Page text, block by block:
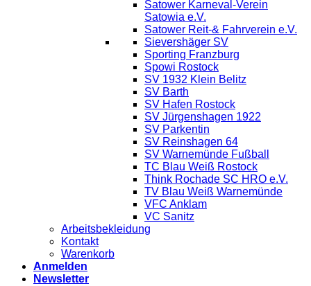
Satower Karneval-Verein
Satowia e.V.
Satower Reit-& Fahrverein e.V.
Sievershäger SV
Sporting Franzburg
Spowi Rostock
SV 1932 Klein Belitz
SV Barth
SV Hafen Rostock
SV Jürgenshagen 1922
SV Parkentin
SV Reinshagen 64
SV Warnemünde Fußball
TC Blau Weiß Rostock
Think Rochade SC HRO e.V.
TV Blau Weiß Warnemünde
VFC Anklam
VC Sanitz
Arbeitsbekleidung
Kontakt
Warenkorb
Anmelden
Newsletter